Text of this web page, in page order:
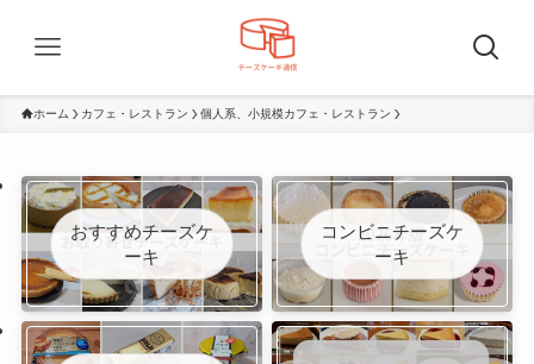
ホーム カフェ・レストラン 個人系、小規模カフェ・レストラン
おすすめチーズケ
ーキ
コンビニチーズケ
ーキ